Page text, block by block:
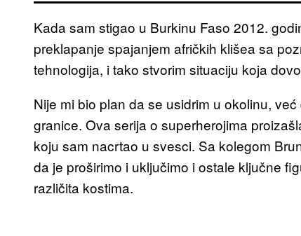
Kada sam stigao u Burkinu Faso 2012.
preklapanje spajanjem afričkih klišea sa
tehnologija, i tako stvorim situaciju koja
Nije mi bio plan da se usidrim u okolinu,
granice. Ova serija o superherojima
koju sam nacrtao u svesci. Sa kolegom
da je proširimo i uključimo i ostale ključne
različita kostima.